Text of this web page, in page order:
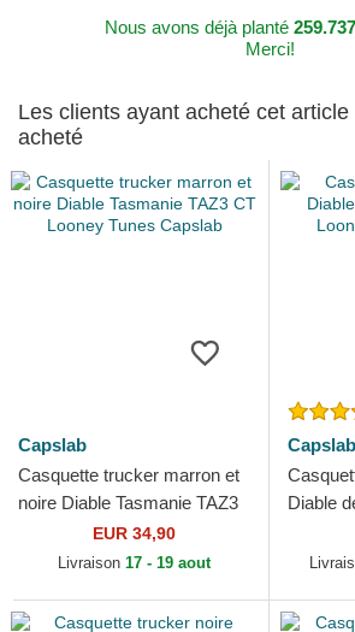
Nous avons déjà planté 259.737
Merci!
Les clients ayant acheté cet
acheté
Capslab
Casquette trucker marron et
noire Diable Tasmanie TAZ3
CT Looney Tunes Capslab
EUR 34,90
Livraison 17 - 19 aout
Capslab
Diable
Looney